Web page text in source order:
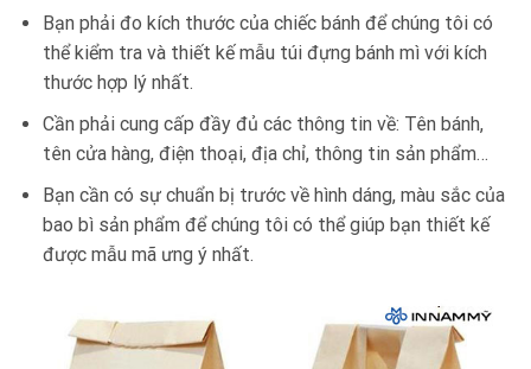
Bạn phải đo kích thước của chiếc bánh để chúng tôi có
thể kiểm tra và thiết kế mẫu túi đựng bánh mì với kích
thước hợp lý nhất.
Cần phải cung cấp đầy đủ các thông tin về: Tên bánh,
tên cửa hàng, điện thoại, địa chỉ, thông tin sản phẩm…
Bạn cần có sự chuẩn bị trước về hình dáng, màu sắc của
bao bì sản phẩm để chúng tôi có thể giúp bạn thiết kế
được mẫu mã ưng ý nhất.